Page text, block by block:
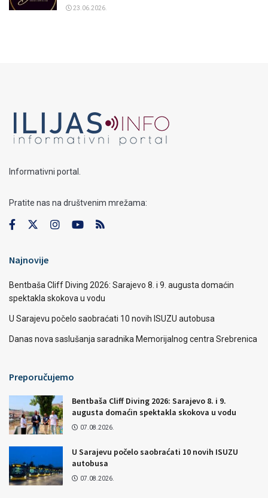
23.06.2026.
Informativni portal.
Pratite nas na društvenim mrežama:
Najnovije
Bentbaša Cliff Diving 2026: Sarajevo 8. i 9. augusta domaćin
spektakla skokova u vodu
U Sarajevu počelo saobraćati 10 novih ISUZU autobusa
Danas nova saslušanja saradnika Memorijalnog centra Srebrenica
Preporučujemo
Bentbaša Cliff Diving 2026: Sarajevo 8. i 9.
augusta domaćin spektakla skokova u vodu
07.08.2026.
U Sarajevu počelo saobraćati 10 novih ISUZU
autobusa
07.08.2026.